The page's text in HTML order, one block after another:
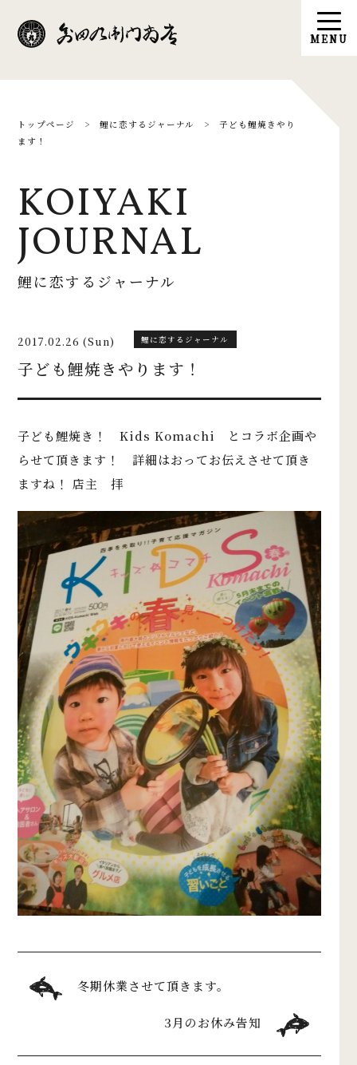
トップページ >鯉に恋するジャーナル >子ども鯉焼きやり
ます！
KOIYAKI
JOURNAL
鯉に恋するジャーナル
2017.02.26 (Sun) 鯉に恋するジャーナル
子ども鯉焼きやります！
子ども鯉焼き！ Kids Komachi とコラボ企画や
らせて頂きます！ 詳細はおってお伝えさせて頂き
ますね！ 店主 拝
冬期休業させて頂きます。
3月のお休み告知